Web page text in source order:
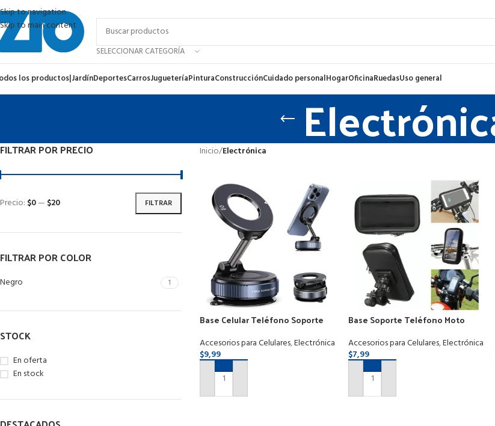
Skip to navigation
Skip to main content
SELECCIONAR CATEGORÍA
los productos|JardínDeportesCarrosJugueteríaPinturaConstrucciónCuidado personalHogarOficinaRuedasUso general
FILTRAR POR PRECIO
FILTRAR
Precio: $0— $20
FILTRAR POR COLOR
Negro 1
STOCK
En oferta
En stock
Inicio/Electrónica
Base Celular Teléfono Soporte
Accesorios para Celulares,Electrónica
$9,99
AÑADIR AL CARRITO
Base Soporte Teléfono Moto
Accesorios para Celulares,Electrónica
$7,99
AÑADIR AL CARRITO